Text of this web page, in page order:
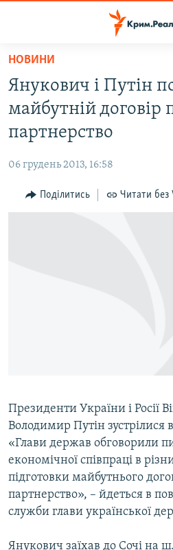
Перейти
основного
матеріалу
до
основної
навігації
Перейти
до
ВОДА.КРИМ
ВІДЕО ТА ФОТО
БЛОГИ
ПОГЛЯД
Усі сайти RFE/RL
НОВИНИ
Янукович і Путін
майбутній договір
партнерство
06 грудень 2013, 16:58
Поділитись Читати без
Президенти України і Росії
Володимир Путін зустрілися
«Глави держав обговорили
економічної співпраці в
підготовки майбутнього
партнерство», – йдеться в
служби глави української
Янукович заїхав до Сочі на